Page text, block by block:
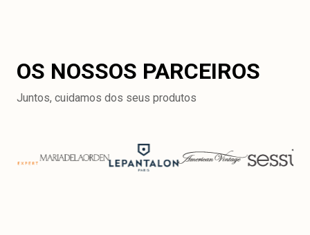
OS NOSSOS PARCEIROS
Juntos, cuidamos dos seus produtos